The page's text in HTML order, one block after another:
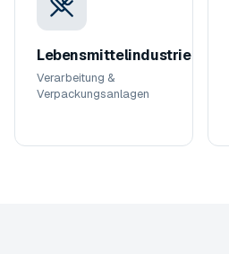
Lebensmittelindustrie
Verarbeitung &
Verpackungsanlagen